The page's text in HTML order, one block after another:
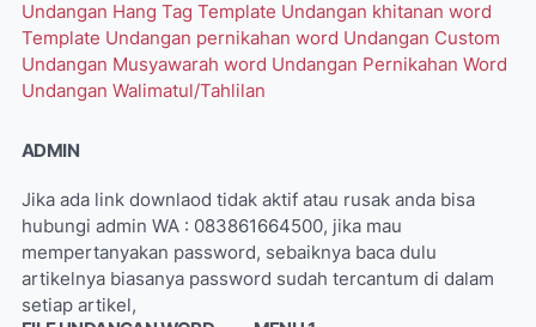
Undangan Hang Tag Template Undangan khitanan word
Template Undangan pernikahan word Undangan Custom
Undangan Musyawarah word Undangan Pernikahan Word
Undangan Walimatul/Tahlilan
ADMIN
Jika ada link downlaod tidak aktif atau rusak anda bisa
hubungi admin WA : 083861664500, jika mau
mempertanyakan password, sebaiknya baca dulu
artikelnya biasanya password sudah tercantum di dalam
setiap artikel,